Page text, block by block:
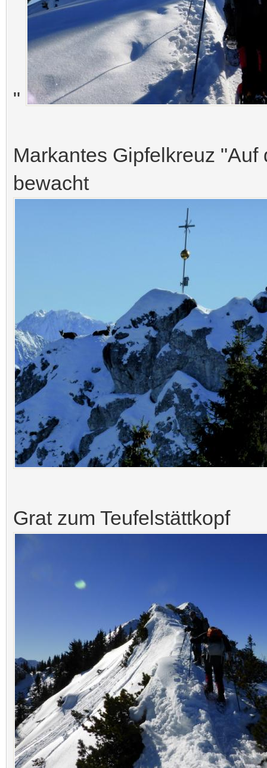
"
Markantes Gipfelkreuz
bewacht
Grat zum Teufelstättkopf